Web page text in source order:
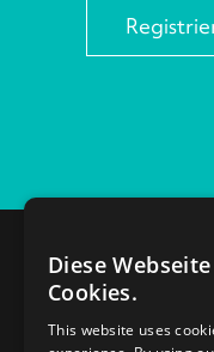
Diese
Cookies.
This website uses